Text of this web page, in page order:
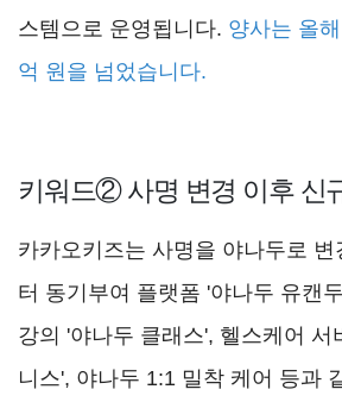
스템으로 운영됩니다. 양사는 올
억 원을 넘었습니다.
키워드② 사명 변경 이후 신
카카오키즈는 사명을 야나두로
터 동기부여 플랫폼 '야나두 유캔
강의 '야나두 클래스', 헬스케어 서
니스', 야나두 1:1 밀착 케어 등과